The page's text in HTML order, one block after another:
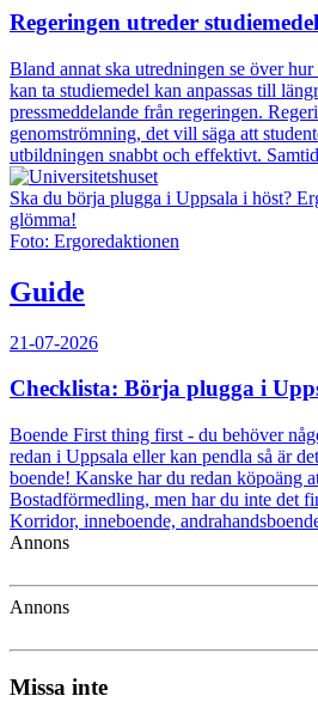
Regeringen utreder
Bland annat ska utredningen se över
kan ta studiemedel kan anpassas till
pressmeddelande från regeringen.
genomströmning, det vill säga att
utbildningen snabbt och effektivt.
Ska du börja plugga i Uppsala i höst?
glömma!
Foto: Ergoredaktionen
Guide
21-07-2026
Checklista: Börja plugga i
Boende First thing first - du behöver
redan i Uppsala eller kan pendla så är
boende! Kanske har du redan köpoäng
Bostadförmedling, men har du inte det
Korridor, inneboende,
Annons
Annons
Missa inte